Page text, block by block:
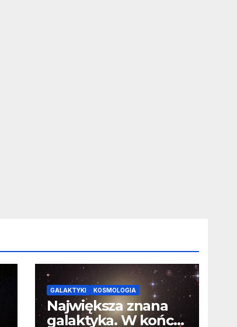
GALAKTYKI KOSMOLOGIA
Największa znana
galaktyka. W końcu